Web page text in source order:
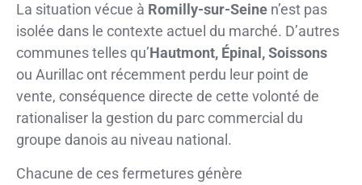
La situation vécue à Romilly-sur-Seine n’est pas
isolée dans le contexte actuel du marché. D’autres
communes telles qu’Hautmont, Épinal, Soissons
ou Aurillac ont récemment perdu leur point de
vente, conséquence directe de cette volonté de
rationaliser la gestion du parc commercial du
groupe danois au niveau national.
Chacune de ces fermetures génère